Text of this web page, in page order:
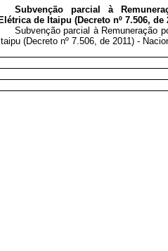
Subvenção parcial à
Elétrica de Itaipu (Decreto nº 7.506, de
Subvenção parcial à Remuneração
Itaipu (Decreto nº 7.506, de 2011) -